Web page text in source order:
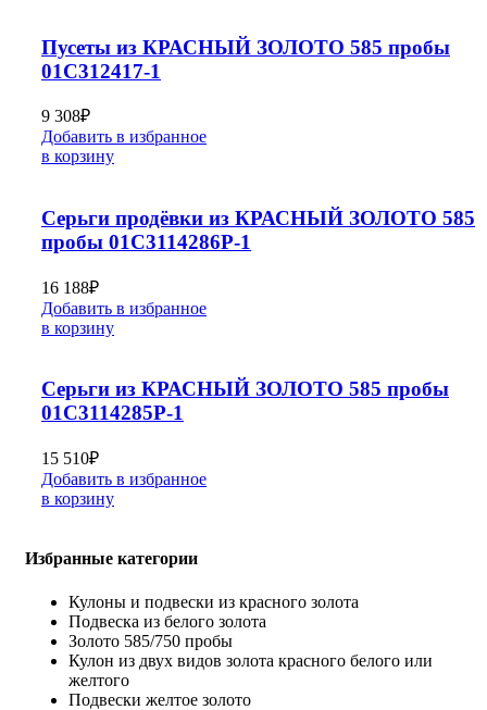
Пусеты из КРАСНЫЙ ЗОЛОТО 585 пробы
01С312417-1
9 308₽
Добавить в избранное
в корзину
Серьги продёвки из КРАСНЫЙ ЗОЛОТО 585
пробы 01С3114286Р-1
16 188₽
Добавить в избранное
в корзину
Серьги из КРАСНЫЙ ЗОЛОТО 585 пробы
01С3114285Р-1
15 510₽
Добавить в избранное
в корзину
Избранные категории
Кулоны и подвески из красного золота
Подвеска из белого золота
Золото 585/750 пробы
Кулон из двух видов золота красного белого или
желтого
Подвески желтое золото